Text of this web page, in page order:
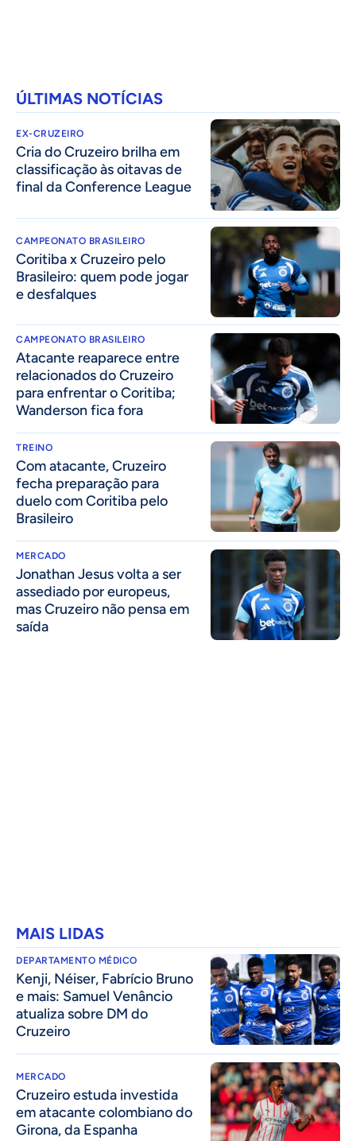
ÚLTIMAS NOTÍCIAS
EX-CRUZEIRO
Cria do Cruzeiro brilha em
classificação às oitavas de
final da Conference League
CAMPEONATO BRASILEIRO
Coritiba x Cruzeiro pelo
Brasileiro: quem pode jogar
e desfalques
CAMPEONATO BRASILEIRO
Atacante reaparece entre
relacionados do Cruzeiro
para enfrentar o Coritiba;
Wanderson fica fora
TREINO
Com atacante, Cruzeiro
fecha preparação para
duelo com Coritiba pelo
Brasileiro
MERCADO
Jonathan Jesus volta a ser
assediado por europeus,
mas Cruzeiro não pensa em
saída
MAIS LIDAS
DEPARTAMENTO MÉDICO
Kenji, Néiser, Fabrício Bruno
e mais: Samuel Venâncio
atualiza sobre DM do
Cruzeiro
MERCADO
Cruzeiro estuda investida
em atacante colombiano do
Girona, da Espanha